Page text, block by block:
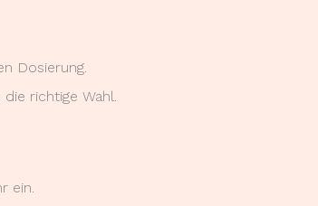
Dosierung.
richtige Wahl.
ein.